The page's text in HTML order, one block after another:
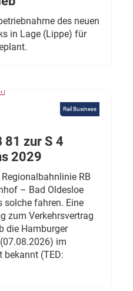
des neuen
in Lage (Lippe) für
Rail Business
81 zur S 4
2029
RB
– Bad Oldesloe
solche fahren. Eine
zum Verkehrsvertrag
die Hamburger
im
bekannt (TED: